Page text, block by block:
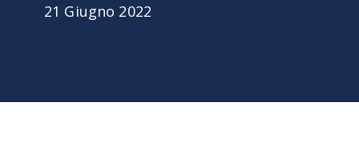
21 Giugno 2022